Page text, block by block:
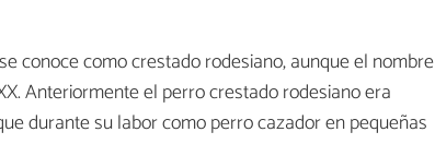
conoce como crestado rodesiano, aunque el nombre
Anteriormente el perro crestado rodesiano era
durante su labor como perro cazador en pequeñas